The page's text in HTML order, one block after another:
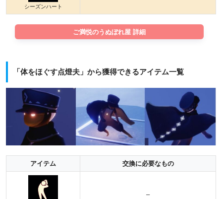
シーズンハート
ご満悦のうぬぼれ屋 詳細
「体をほぐす点燈夫」から獲得できるアイテム一覧
アイテム 交換に必要なもの
–